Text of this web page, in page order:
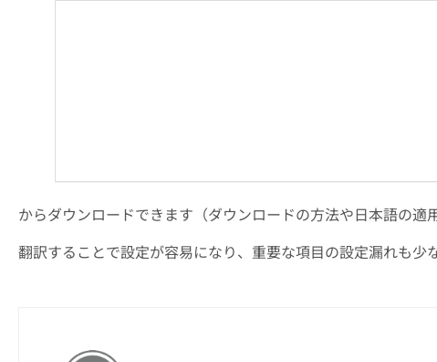
からダウンロードできます（ダウンロードの方法や日本語の適
翻訳することで設定が容易になり、重要な項目の設定漏れも少